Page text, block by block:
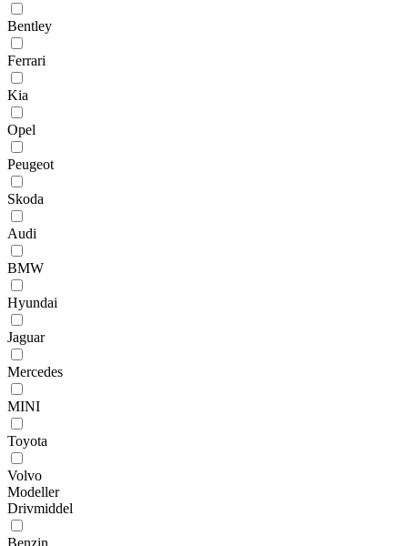
Bentley
Ferrari
Kia
Opel
Peugeot
Skoda
Audi
BMW
Hyundai
Jaguar
Mercedes
MINI
Toyota
Volvo
Modeller
Drivmiddel
Benzin